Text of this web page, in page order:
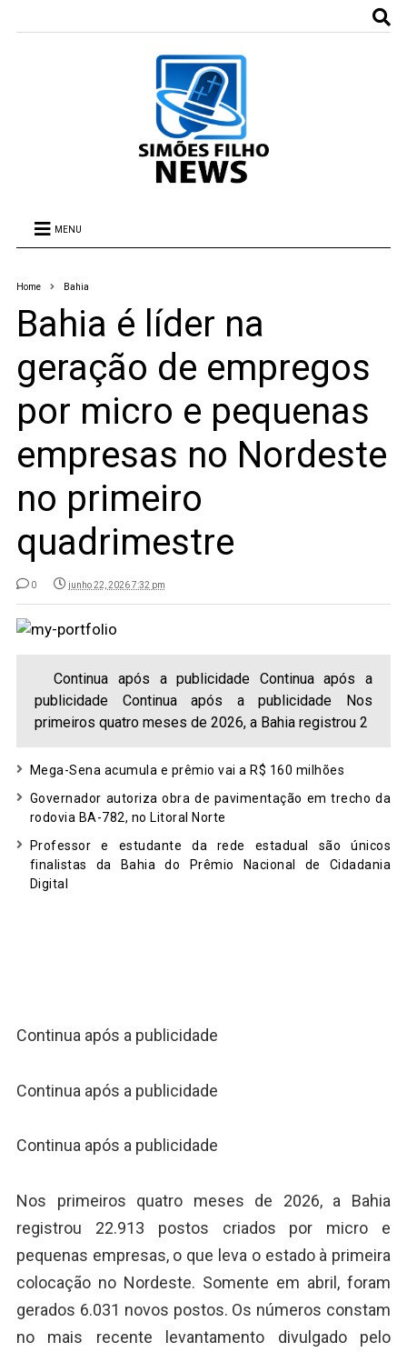
MENU
Home Bahia
Bahia é líder na
geração de empregos
por micro e pequenas
empresas no Nordeste
no primeiro
quadrimestre
0 junho 22, 2026 7:32 pm
Continua após a publicidade Continua após a
publicidade Continua após a publicidade Nos
primeiros quatro meses de 2026, a Bahia registrou 2
Mega-Sena acumula e prêmio vai a R$ 160 milhões
Governador autoriza obra de pavimentação em trecho da
rodovia BA-782, no Litoral Norte
Professor e estudante da rede estadual são únicos
finalistas da Bahia do Prêmio Nacional de Cidadania
Digital
Continua após a publicidade
Continua após a publicidade
Continua após a publicidade
Nos primeiros quatro meses de 2026, a Bahia
registrou 22.913 postos criados por micro e
pequenas empresas, o que leva o estado à primeira
colocação no Nordeste. Somente em abril, foram
gerados 6.031 novos postos. Os números constam
no mais recente levantamento divulgado pelo